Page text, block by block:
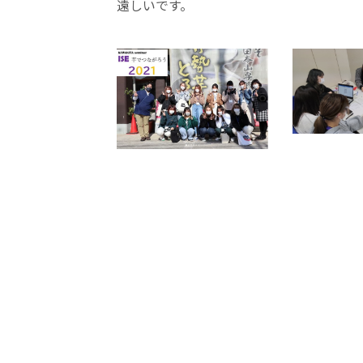
遠しいです。